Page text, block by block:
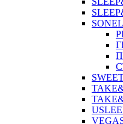
SONEL